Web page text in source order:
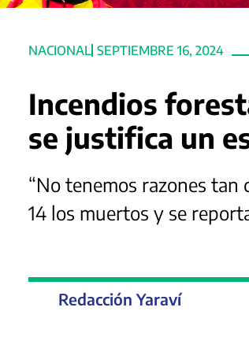
NACIONAL SEPTIEMBRE 16, 2024
Incendios
se justifica un
“No tenemos razones
14 los muertos y se
Redacción Yaraví